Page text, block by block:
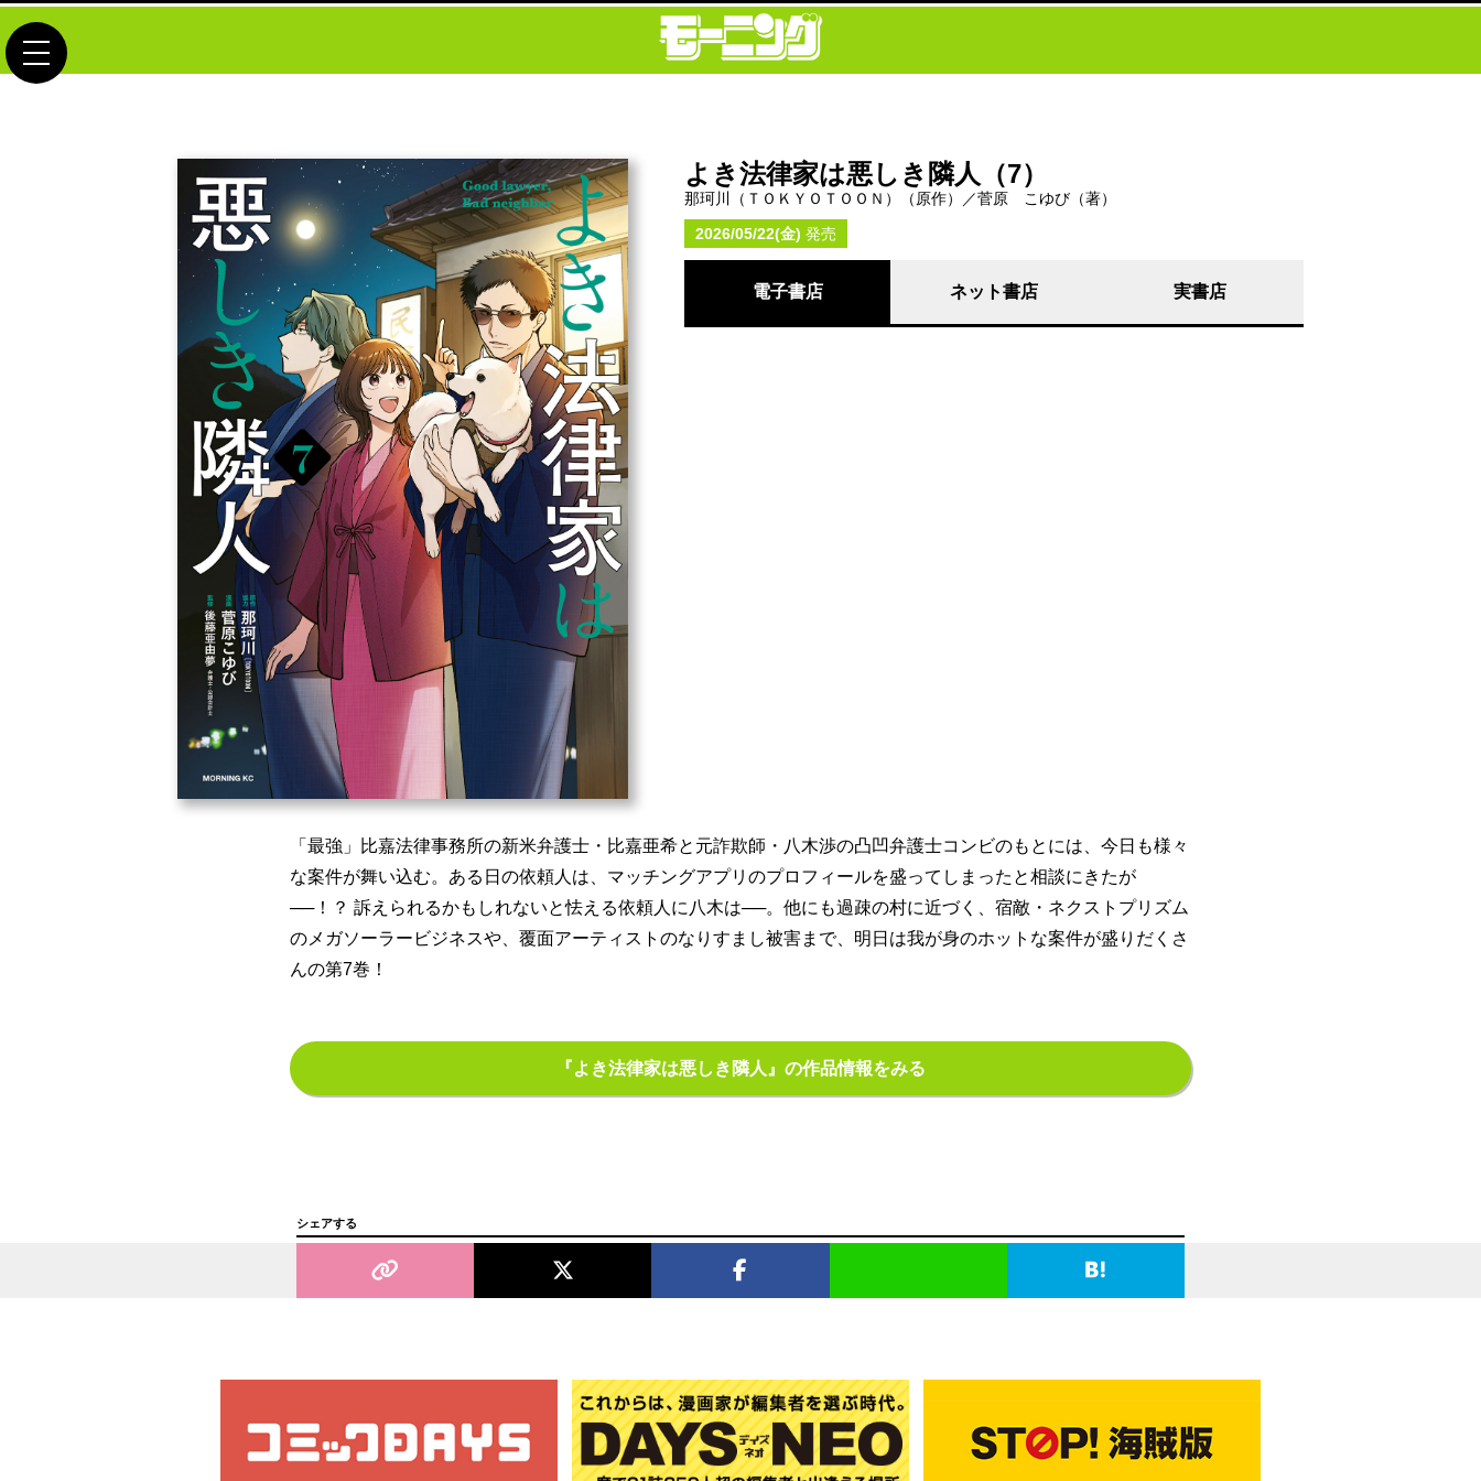
toggle navigation
よき法律家は悪しき隣人（7）
那珂川（ＴＯＫＹＯＴＯＯＮ）（原作）／菅原 こゆび（著）
2026/05/22(金) 発売
電子書店 ネット書店 実書店
「最強」比嘉法律事務所の新米弁護士・比嘉亜希と元詐欺師・八木渉の凸凹弁護士コンビのもとには、今日も様々
な案件が舞い込む。ある日の依頼人は、マッチングアプリのプロフィールを盛ってしまったと相談にきたが
──！？ 訴えられるかもしれないと怯える依頼人に八木は──。他にも過疎の村に近づく、宿敵・ネクストプリズム
のメガソーラービジネスや、覆面アーティストのなりすまし被害まで、明日は我が身のホットな案件が盛りだくさ
んの第7巻！
『よき法律家は悪しき隣人』の作品情報をみる
シェアする